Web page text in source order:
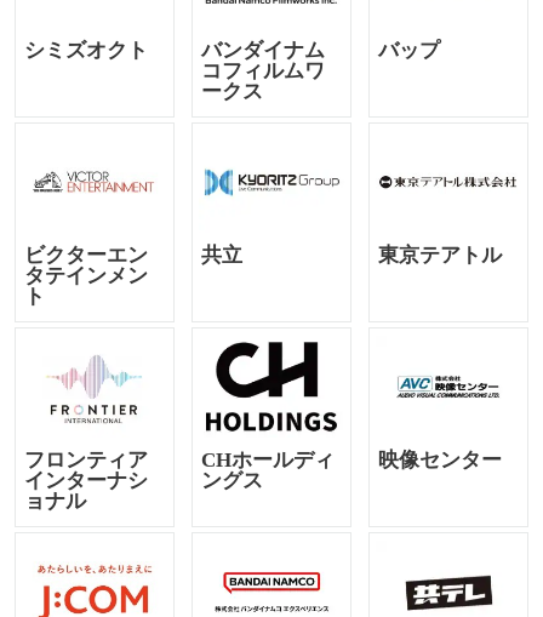
シミズオクト
バンダイナム
コフィルムワ
ークス
バップ
ビクターエン
タテインメン
ト
共立 東京テアトル
フロンティア
インターナシ
ョナル
CHホールディ
ングス
映像センター